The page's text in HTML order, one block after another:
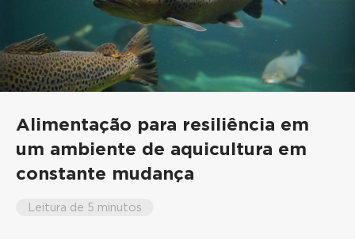
Alimentação para resiliência em
um ambiente de aquicultura em
constante mudança
Leitura de 5 minutos